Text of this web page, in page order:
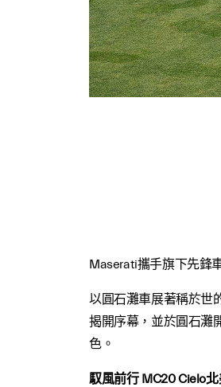
Maserati攜手旗下先鋒
以圓石灘車展著稱於世
揭開序幕，並於圓石灘
色。
馭風前行 MC20 Cielo